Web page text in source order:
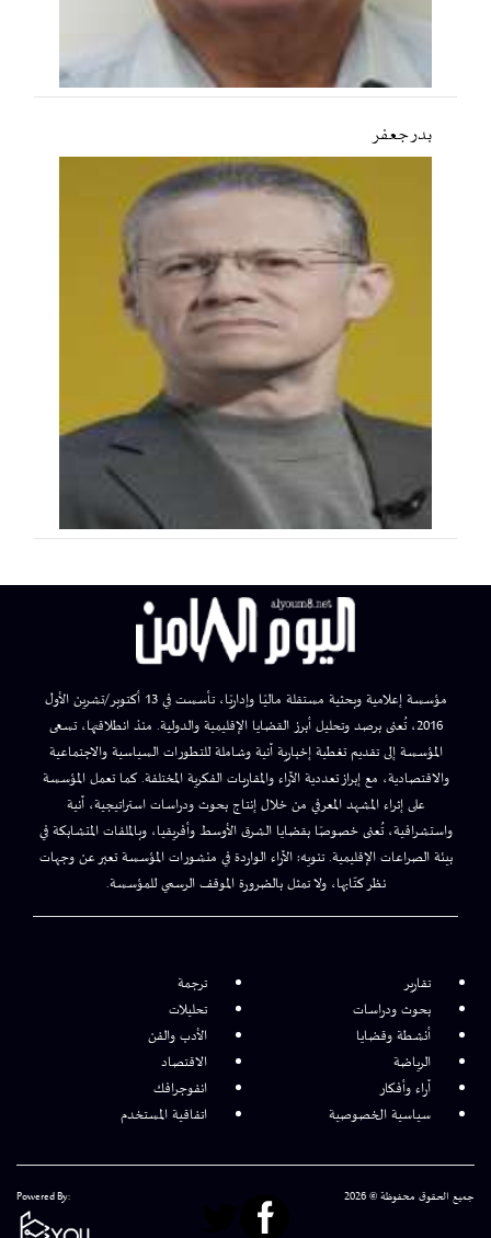
بدر جعفر
مؤسسة إعلامية وبحثية مستقلة ماليًا وإداريًا، تأسست في 13 أكتوبر/تشرين الأول
2016، تُعنى برصد وتحليل أبرز القضايا الإقليمية والدولية. منذ انطلاقتها، تسعى
المؤسسة إلى تقديم تغطية إخبارية آنية وشاملة للتطورات السياسية والاجتماعية
والاقتصادية، مع إبراز تعددية الآراء والمقاربات الفكرية المختلفة. كما تعمل المؤسسة
على إثراء المشهد المعرفي من خلال إنتاج بحوث ودراسات استراتيجية، آنية
واستشرافية، تُعنى خصوصًا بقضايا الشرق الأوسط وأفريقيا، وبالملفات المتشابكة في
بيئة الصراعات الإقليمية. تنويه: الآراء الواردة في منشورات المؤسسة تعبر عن وجهات
نظر كتّابها، ولا تمثل بالضرورة الموقف الرسمي للمؤسسة.
تقارير
ترجمة
بحوث ودراسات
تحليلات
أنشطة وقضايا
الأدب والفن
الرياضة
الاقتصاد
آراء وأفكار
انفوجرافك
سياسية الخصوصية
اتفاقية المستخدم
جميع الحقوق محفوظة © 2026 Powered By: